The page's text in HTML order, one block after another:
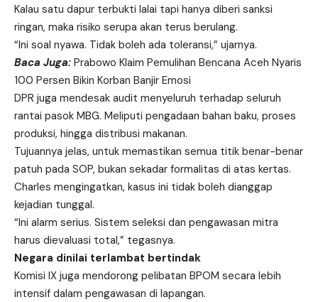
Kalau satu dapur terbukti lalai tapi hanya diberi sanksi
ringan, maka risiko serupa akan terus berulang.
“Ini soal nyawa. Tidak boleh ada toleransi,” ujarnya.
Baca Juga: Prabowo Klaim Pemulihan Bencana Aceh Nyaris
100 Persen Bikin Korban Banjir Emosi
DPR juga mendesak audit menyeluruh terhadap seluruh
rantai pasok MBG. Meliputi pengadaan bahan baku, proses
produksi, hingga distribusi makanan.
Tujuannya jelas, untuk memastikan semua titik benar-benar
patuh pada SOP, bukan sekadar formalitas di atas kertas.
Charles mengingatkan, kasus ini tidak boleh dianggap
kejadian tunggal.
“Ini alarm serius. Sistem seleksi dan pengawasan mitra
harus dievaluasi total,” tegasnya.
Negara dinilai terlambat bertindak
Komisi IX juga mendorong pelibatan BPOM secara lebih
intensif dalam pengawasan di lapangan.